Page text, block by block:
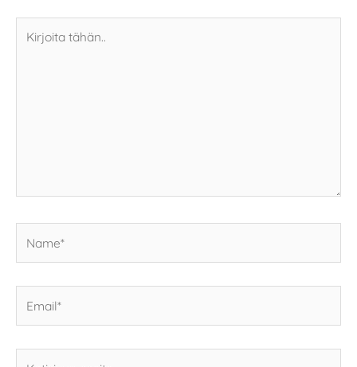
tähän..